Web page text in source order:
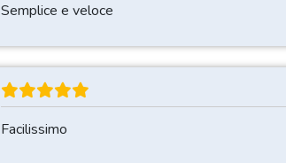
Semplice e veloce
Facilissimo